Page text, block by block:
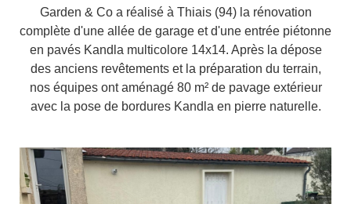
Garden & Co a réalisé à Thiais (94) la rénovation
complète d'une allée de garage et d'une entrée piétonne
en pavés Kandla multicolore 14x14. Après la dépose
des anciens revêtements et la préparation du terrain,
nos équipes ont aménagé 80 m² de pavage extérieur
avec la pose de bordures Kandla en pierre naturelle.